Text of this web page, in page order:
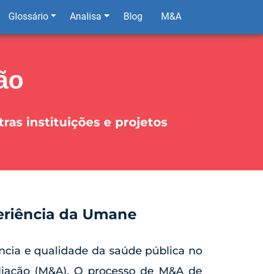
Glossário Analisa Blog M&A
instituições e projetos
da Umane
e qualidade da saúde pública no
(M&A). O processo de M&A de